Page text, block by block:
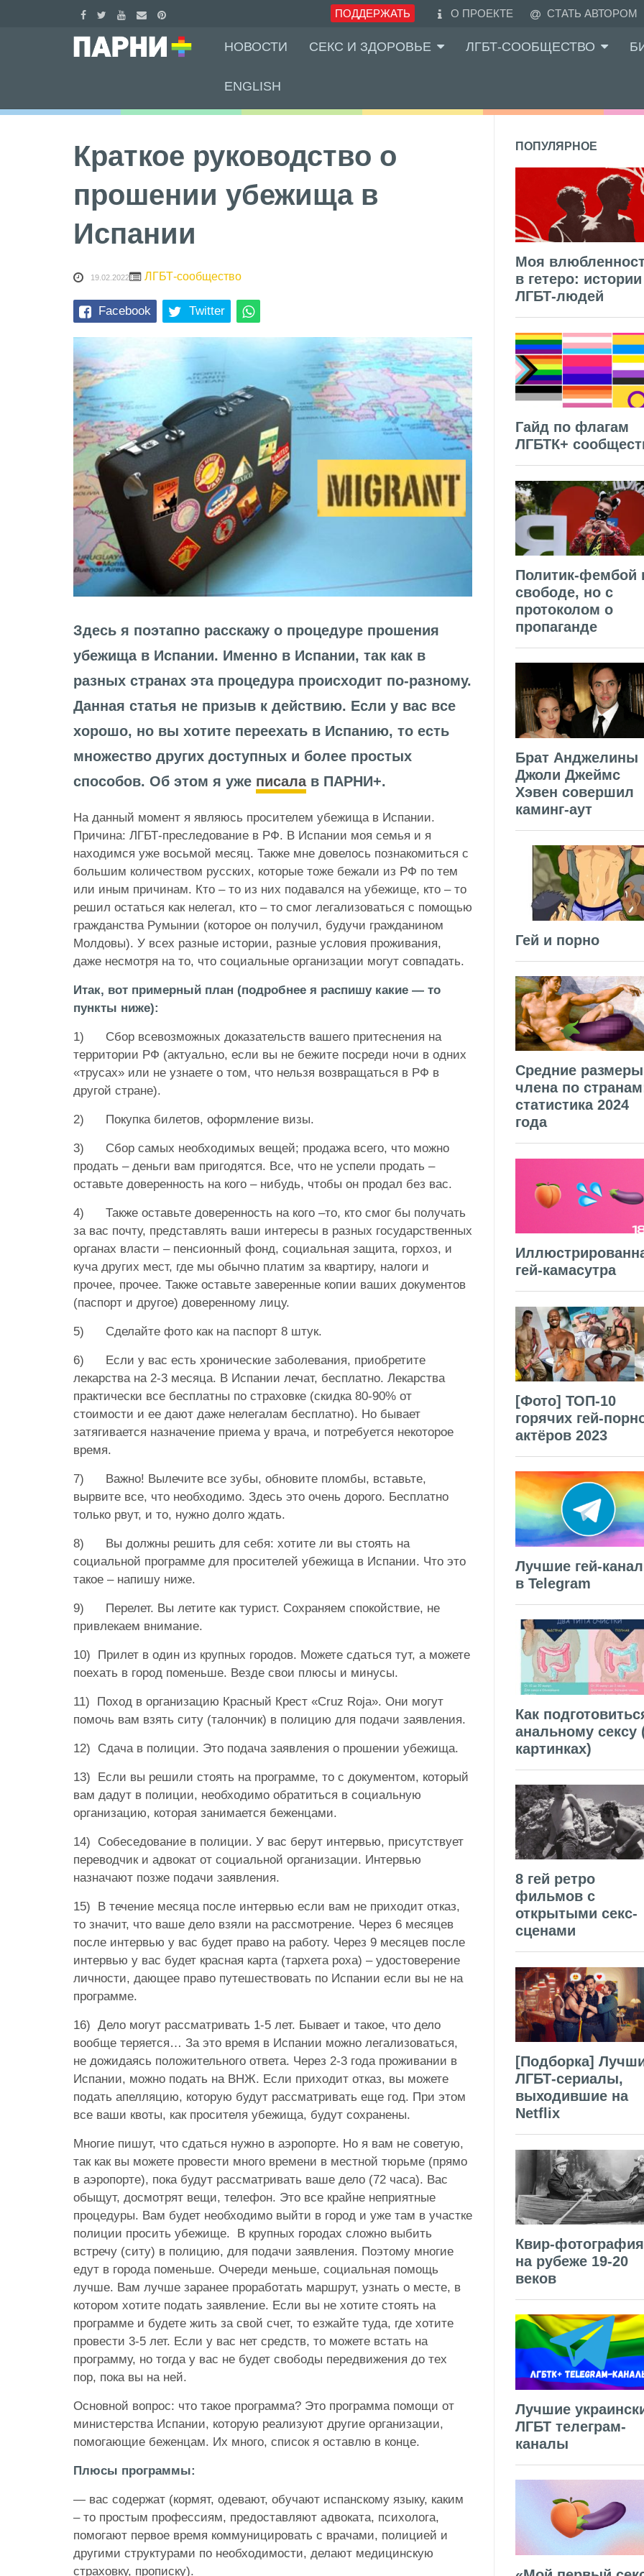
ПОДДЕРЖАТЬ О ПРОЕКТЕ СТАТЬ АВТОРОМ
НОВОСТИ СЕКС И ЗДОРОВЬЕ ЛГБТ-СООБЩЕСТВО
ENGLISH
Краткое руководство о
прошении убежища в
Испании
19.02.2022 ЛГБТ-сообщество
Facebook Twitter
Здесь я поэтапно расскажу о процедуре прошения
убежища в Испании. Именно в Испании, так как в
разных странах эта процедура происходит по-разному.
Данная статья не призыв к действию. Если у вас все
хорошо, но вы хотите переехать в Испанию, то есть
множество других доступных и более простых
способов. Об этом я уже писалав ПАРНИ+.
На данный момент я являюсь просителем убежища в Испании.
Причина: ЛГБТ-преследование в РФ. В Испании моя семья и я
находимся уже восьмой месяц. Также мне довелось познакомиться с
большим количеством русских, которые тоже бежали из РФ по тем
или иным причинам. Кто – то из них подавался на убежище, кто – то
решил остаться как нелегал, кто – то смог легализоваться с помощью
гражданства Румынии (которое он получил, будучи гражданином
Молдовы). У всех разные истории, разные условия проживания,
даже несмотря на то, что социальные организации могут совпадать.
Итак, вот примерный план (подробнее я распишу какие — то
пункты ниже):
1)
Сбор всевозможных доказательств вашего притеснения на
территории РФ (актуально, если вы не бежите посреди ночи в одних
«трусах» или не узнаете о том, что нельзя возвращаться в РФ в
другой стране).
2) Покупка билетов, оформление визы.
3)
Сбор самых необходимых вещей; продажа всего, что можно
продать – деньги вам пригодятся. Все, что не успели продать –
оставьте доверенность на кого – нибудь, чтобы он продал без вас.
4)
Также оставьте доверенность на кого –то, кто смог бы получать
за вас почту, представлять ваши интересы в разных государственных
органах власти – пенсионный фонд, социальная защита, горхоз, и
куча других мест, где мы обычно платим за квартиру, налоги и
прочее, прочее. Также оставьте заверенные копии ваших документов
(паспорт и другое) доверенному лицу.
5) Сделайте фото как на паспорт 8 штук.
6)
Если у вас есть хронические заболевания, приобретите
лекарства на 2-3 месяца. В Испании лечат, бесплатно. Лекарства
практически все бесплатны по страховке (скидка 80-90% от
стоимости и ее дают даже нелегалам бесплатно). Но бывает
затягивается назначение приема у врача, и потребуется некоторое
время.
7)
Важно! Вылечите все зубы, обновите пломбы, вставьте,
вырвите все, что необходимо. Здесь это очень дорого. Бесплатно
только рвут, и то, нужно долго ждать.
8)
Вы должны решить для себя: хотите ли вы стоять на
социальной программе для просителей убежища в Испании. Что это
такое – напишу ниже.
9)
Перелет. Вы летите как турист. Сохраняем спокойствие, не
привлекаем внимание.
10)
Прилет в один из крупных городов. Можете сдаться тут, а можете
поехать в город поменьше. Везде свои плюсы и минусы.
11)
Поход в организацию Красный Крест «Cruz Roja». Они могут
помочь вам взять ситу (талончик) в полицию для подачи заявления.
12) Сдача в полиции. Это подача заявления о прошении убежища.
13)
Если вы решили стоять на программе, то с документом, который
вам дадут в полиции, необходимо обратиться в социальную
организацию, которая занимается беженцами.
14)
Собеседование в полиции. У вас берут интервью, присутствует
переводчик и адвокат от социальной организации. Интервью
назначают позже подачи заявления.
15)
В течение месяца после интервью если вам не приходит отказ,
то значит, что ваше дело взяли на рассмотрение. Через 6 месяцев
после интервью у вас будет право на работу. Через 9 месяцев после
интервью у вас будет красная карта (тархета роха) – удостоверение
личности, дающее право путешествовать по Испании если вы не на
программе.
16) Дело могут рассматривать 1-5 лет. Бывает и такое, что дело
вообще теряется… За это время в Испании можно легализоваться,
не дожидаясь положительного ответа. Через 2-3 года проживании в
Испании, можно подать на ВНЖ. Если приходит отказ, вы можете
подать апелляцию, которую будут рассматривать еще год. При этом
все ваши квоты, как просителя убежища, будут сохранены.
Многие пишут, что сдаться нужно в аэропорте. Но я вам не советую,
так как вы можете провести много времени в местной тюрьме (прямо
в аэропорте), пока будут рассматривать ваше дело (72 часа). Вас
обыщут, досмотрят вещи, телефон. Это все крайне неприятные
процедуры. Вам будет необходимо выйти в город и уже там в участке
полиции просить убежище. В крупных городах сложно выбить
встречу (ситу) в полицию, для подачи заявления. Поэтому многие
едут в города поменьше. Очереди меньше, социальная помощь
лучше. Вам лучше заранее проработать маршрут, узнать о месте, в
котором хотите подать заявление. Если вы не хотите стоять на
программе и будете жить за свой счет, то езжайте туда, где хотите
провести 3-5 лет. Если у вас нет средств, то можете встать на
программу, но тогда у вас не будет свободы передвижения до тех
пор, пока вы на ней.
Основной вопрос: что такое программа? Это программа помощи от
министерства Испании, которую реализуют другие организации,
помогающие беженцам. Их много, список я оставлю в конце.
Плюсы программы:
— вас содержат (кормят, одевают, обучают испанскому языку, каким
– то простым профессиям, предоставляют адвоката, психолога,
помогают первое время коммуницировать с врачами, полицией и
другими структурами по необходимости, делают медицинскую
страховку, прописку).
ПОПУЛЯРНОЕ
Моя
в гетеро: истории
ЛГБТ-людей
Гайд по флагам
ЛГБТК+
Политик-фембой
свободе, но с
протоколом о
пропаганде
Брат Анджелины
Джоли Джеймс
Хэвен совершил
каминг-аут
Гей и порно
Средние размеры
члена по
статистика 2024
года
гей-камасутра
[Фото] ТОП-10
горячих гей-
актёров 2023
Лучшие гей-
в Telegram
Как
анальному сексу
картинках)
8 гей ретро
фильмов с
открытыми секс-
сценами
[Подборка]
ЛГБТ-сериалы,
выходившие на
Netflix
Квир-фотография
на рубеже 19-20
веков
Лучшие
ЛГБТ телеграм-
каналы